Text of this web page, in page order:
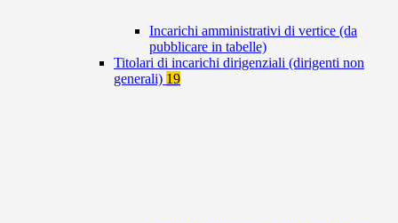
Incarichi amministrativi di vertice (da
pubblicare in tabelle)
Titolari di incarichi dirigenziali (dirigenti non
generali) 19